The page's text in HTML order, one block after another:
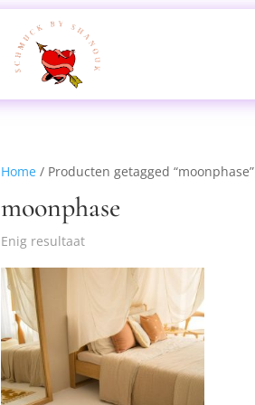
Home / Producten getagged “moonphase”
moonphase
Enig resultaat